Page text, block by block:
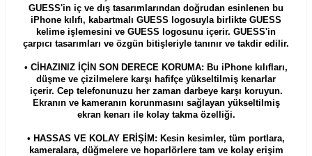
GUESS'in iç ve dış tasarımlarından doğrudan esinlenen bu
iPhone kılıfı, kabartmalı GUESS logosuyla birlikte GUESS
kelime işlemesini ve GUESS logosunu içerir. GUESS'in
çarpıcı tasarımları ve özgün bitişleriyle tanınır ve takdir edilir.
• CİHAZINIZ İÇİN SON DERECE KORUMA: Bu iPhone kılıfları,
düşme ve çizilmelere karşı hafifçe yükseltilmiş kenarlar
içerir. Cep telefonunuzu her zaman darbeye karşı koruyun.
Ekranın ve kameranın korunmasını sağlayan yükseltilmiş
ekran kenarı ile kolay takma özelliği.
• HASSAS VE KOLAY ERİŞİM: Kesin kesimler, tüm portlara,
kameralara, düğmelere ve hoparlörlere tam ve kolay erişim